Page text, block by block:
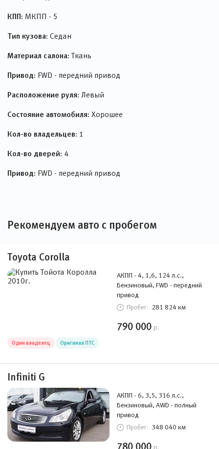
КПП: МКПП - 5
Тип кузова: Седан
Материал салона: Ткань
Привод: FWD - передний привод
Расположение руля: Левый
Состояние автомобиля: Хорошее
Кол-во владельцев: 1
Кол-во дверей: 4
Привод: FWD - передний привод
Рекомендуем авто с пробегом
Toyota Corolla
АКПП - 4, 1,6, 124 л.с.,
Бензиновый, FWD - передний
привод
Пробег: 281 824 км
790 000 р.
Один владелец Оригинал ПТС
Infiniti G
АКПП - 6, 3,5, 316 л.с.,
Бензиновый, AWD - полный
привод
Пробег: 348 040 км
780 000 р.